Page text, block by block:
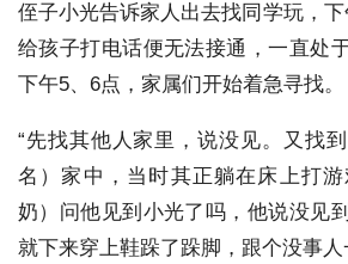
侄子小光告诉家人出去找同学玩，
给孩子打电话便无法接通，一直处
下午5、6点，家属们开始着急寻找。
“先找其他人家里，说没见。又找
名）家中，当时其正躺在床上打
奶）问他见到小光了吗，他说没见
就下来穿上鞋跺了跺脚，跟个没事人